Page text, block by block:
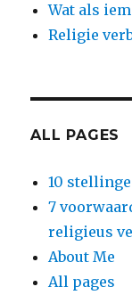
Wat als
Religie
ALL PAGES
10
7
religieus
About Me
All pages